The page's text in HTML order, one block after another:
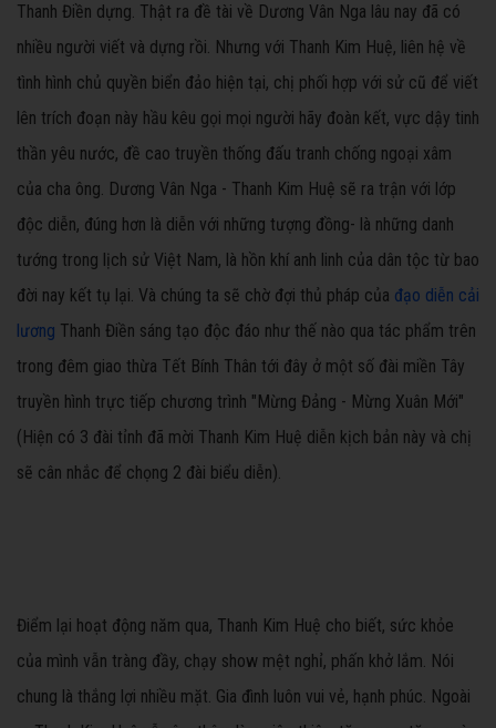
Thanh Điền dựng. Thật ra đề tài về Dương Vân Nga lâu nay đã có
nhiều người viết và dựng rồi. Nhưng với Thanh Kim Huệ, liên hệ về
tình hình chủ quyền biển đảo hiện tại, chị phối hợp với sử cũ để viết
lên trích đoạn này hầu kêu gọi mọi người hãy đoàn kết, vực dậy tinh
thần yêu nước, đề cao truyền thống đấu tranh chống ngoại xâm
của cha ông. Dương Vân Nga - Thanh Kim Huệ sẽ ra trận với lớp
độc diễn, đúng hơn là diễn với những tượng đồng- là những danh
tướng trong lịch sử Việt Nam, là hồn khí anh linh của dân tộc từ bao
đời nay kết tụ lại. Và chúng ta sẽ chờ đợi thủ pháp của đạo diễn cải
lương Thanh Điền sáng tạo độc đáo như thế nào qua tác phẩm trên
trong đêm giao thừa Tết Bính Thân tới đây ở một số đài miền Tây
truyền hình trực tiếp chương trình "Mừng Đảng - Mừng Xuân Mới"
(Hiện có 3 đài tỉnh đã mời Thanh Kim Huệ diễn kịch bản này và chị
sẽ cân nhắc để chọng 2 đài biểu diễn).
Điểm lại hoạt động năm qua, Thanh Kim Huệ cho biết, sức khỏe
của mình vẫn tràng đầy, chạy show mệt nghỉ, phấn khở lắm. Nói
chung là thắng lợi nhiều mặt. Gia đình luôn vui vẻ, hạnh phúc. Ngoài